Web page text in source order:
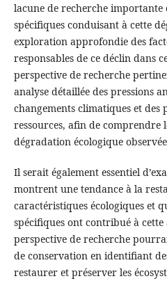
lacune de recherche importante
spécifiques conduisant à cette
exploration approfondie des
responsables de ce déclin dans
perspective de recherche
analyse détaillée des pressions
changements climatiques et des
ressources, afin de comprendre
dégradation écologique
Il serait également essentiel
montrent une tendance à la
caractéristiques écologiques et
spécifiques ont contribué à
perspective de recherche
de conservation en identifiant
restaurer et préserver les